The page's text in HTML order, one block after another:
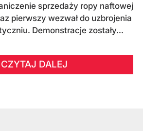
sprzedaży ropy naftowej
pierwszy wezwał do uzbrojenia
Demonstracje zostały...
CZYTAJ DALEJ